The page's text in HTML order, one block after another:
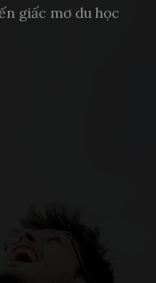
giấc mơ du học